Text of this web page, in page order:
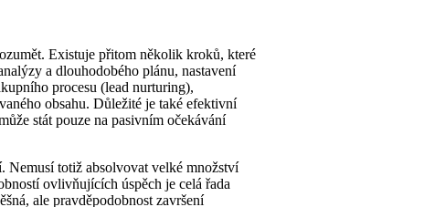
Existuje přitom několik kroků, které
a dlouhodobého plánu, nastavení
procesu (lead nurturing),
obsahu. Důležité je také efektivní
stát pouze na pasivním očekávání
Nemusí totiž absolvovat velké množství
ovlivňujících úspěch je celá řada
ale pravděpodobnost završení